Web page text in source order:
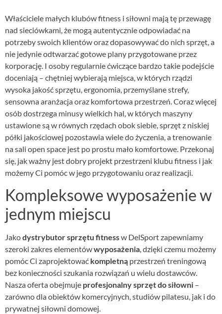
Właściciele małych klubów fitness i siłowni mają tę przewagę
nad sieciówkami, że mogą autentycznie odpowiadać na
potrzeby swoich klientów oraz dopasowywać do nich sprzęt, a
nie jedynie odtwarzać gotowe plany przygotowane przez
korporację. I osoby regularnie ćwiczące bardzo takie podejście
doceniają – chętniej wybierają miejsca, w których rządzi
wysoka jakość sprzętu, ergonomia, przemyślane strefy,
sensowna aranżacja oraz komfortowa przestrzeń. Coraz więcej
osób dostrzega minusy wielkich hal, w których maszyny
ustawione są w równych rzędach obok siebie, sprzęt z niskiej
półki jakościowej pozostawia wiele do życzenia, a trenowanie
na sali open space jest po prostu mało komfortowe. Przekonaj
się, jak ważny jest dobry projekt przestrzeni klubu fitness i jak
możemy Ci pomóc w jego przygotowaniu oraz realizacji.
Kompleksowe wyposażenie w
jednym miejscu
Jakodystrybutor sprzętu fitnessw DelSport zapewniamy
szeroki zakres elementówwyposażenia, dzięki czemu możemy
pomóc Ci zaprojektować kompletną przestrzeń treningową
bez konieczności szukania rozwiązań u wielu dostawców.
Nasza oferta obejmuje profesjonalny sprzęt do siłowni –
zarówno dla obiektów komercyjnych, studiów pilatesu, jak i do
prywatnej siłowni domowej.